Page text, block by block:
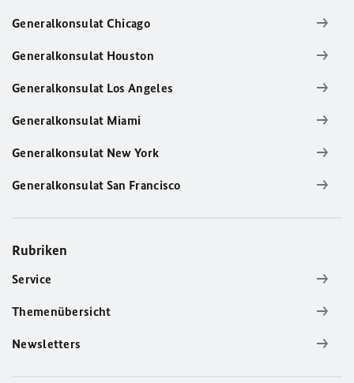
Generalkonsulat Chicago
Generalkonsulat Houston
Generalkonsulat Los Angeles
Generalkonsulat Miami
Generalkonsulat New York
Generalkonsulat San Francisco
Rubriken
Service
Themenübersicht
Newsletters